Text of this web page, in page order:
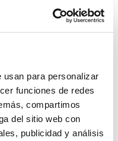
para personalizar
funciones de redes
compartimos
del sitio web con
publicidad y análisis